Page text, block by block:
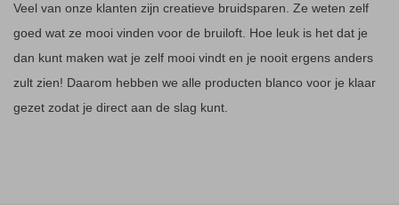
Veel van onze klanten zijn creatieve bruidsparen. Ze weten zelf
goed wat ze mooi vinden voor de bruiloft. Hoe leuk is het dat je
dan kunt maken wat je zelf mooi vindt en je nooit ergens anders
zult zien! Daarom hebben we alle producten blanco voor je klaar
gezet zodat je direct aan de slag kunt.